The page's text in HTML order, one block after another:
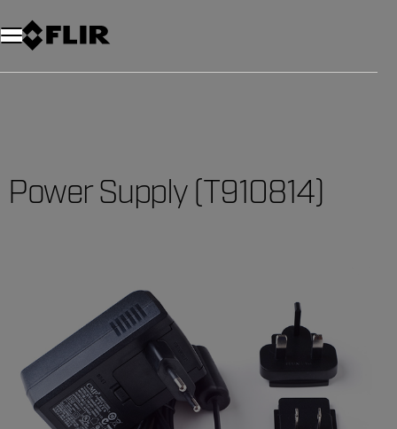
Power Supply (T910814)